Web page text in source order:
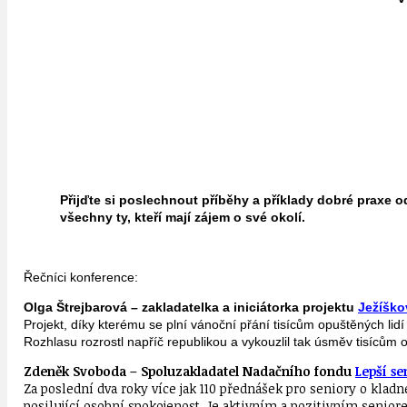
Přijďte si poslechnout příběhy a příklady dobré praxe
všechny ty, kteří mají zájem o své okolí.
Řečníci konference:
Olga Štrejbarová – zakladatelka a iniciátorka projektu
Projekt, díky kterému se plní vánoční přání tisícům opuštěných
Rozhlasu rozrostl napříč republikou a vykouzlil tak úsměv tisícům
Zdeněk Svoboda – Spoluzakladatel Nadačního fondu Lepší
Za poslední dva roky více jak 110 přednášek pro seniory o